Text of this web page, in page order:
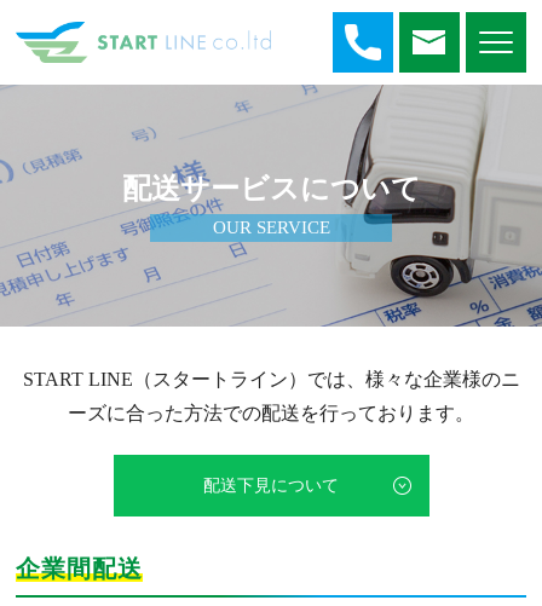
配送サービスについて
OUR SERVICE
START LINE（スタートライン）では、様々な企業様のニ
ーズに合った方法での配送を行っております。
配送下見について
企業間配送